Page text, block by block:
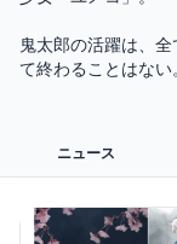
鬼太郎の活躍は、
ニュース